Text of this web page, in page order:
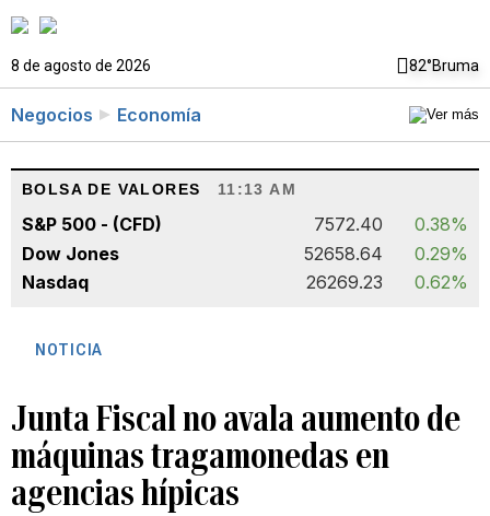
8 de agosto de 2026 82°Bruma
Negocios Economía
BOLSA DE VALORES 11:13 AM
S&P 500 - (CFD) 7572.40
0.38%
Dow Jones
52658.64
0.29%
Nasdaq
26269.23 0.62%
NOTICIA
Junta Fiscal no avala aumento de
máquinas tragamonedas en
agencias hípicas